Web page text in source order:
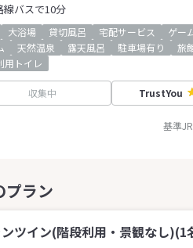
バスで10分
大浴場 貸切風呂 宅配サービス
ゲー
天然温泉 露天風呂 駐車場有り 旅
用トイレ
収集中 TrustYou
基準
ツイン(階段利用・景観なし)(1